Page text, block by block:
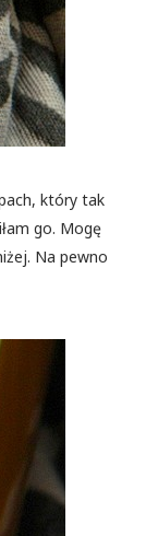
który tak
go. Mogę
Na pewno